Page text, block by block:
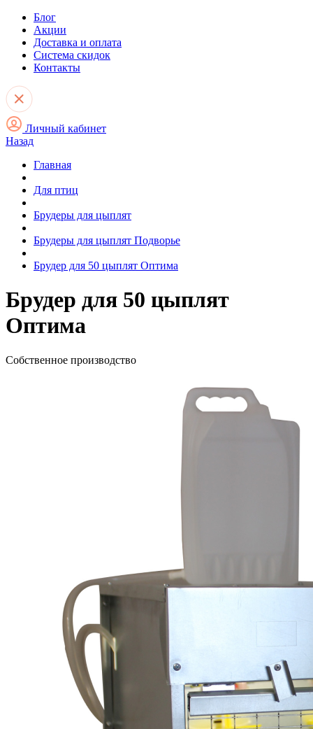
Блог
Акции
Доставка и оплата
Система скидок
Контакты
Личный кабинет
Назад
Главная
Для птиц
Брудеры для цыплят
Брудеры для цыплят Подворье
Брудер для 50 цыплят Оптима
Брудер для 50 цыплят
Оптима
Собственное производство